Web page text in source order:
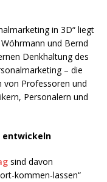
in 3D“ liegt
und Bernd
Denkhaltung des
– die
von Professoren und
Personalern und
entwickeln
sind davon
kommen-lassen“